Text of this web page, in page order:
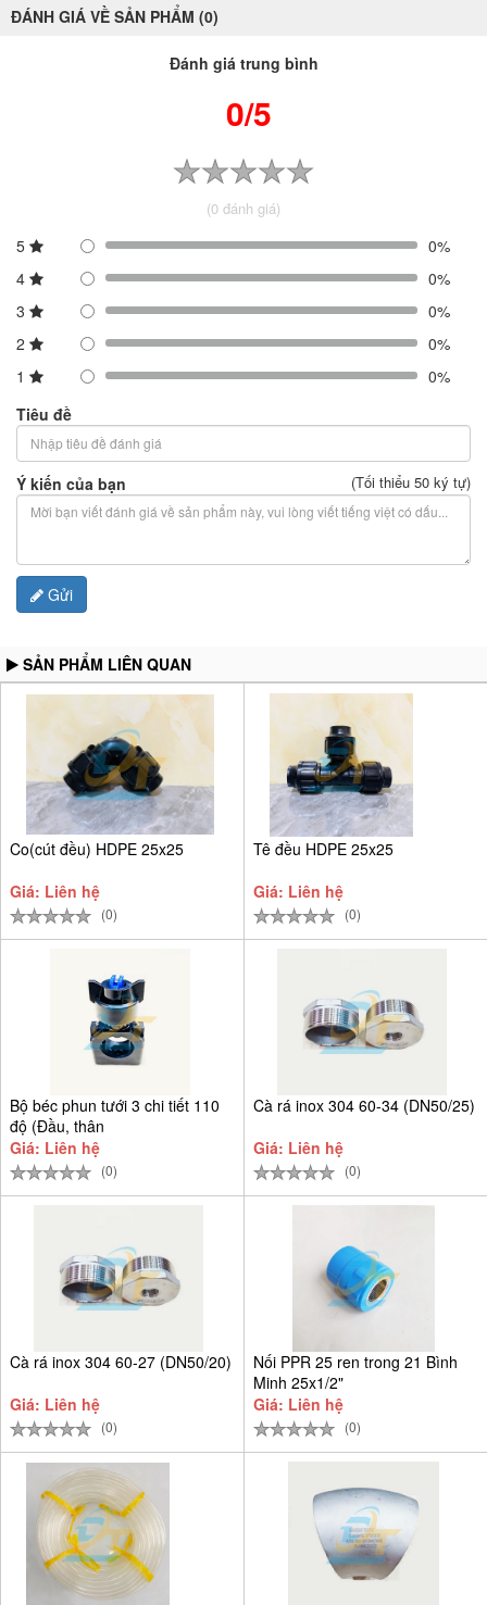
ĐÁNH GIÁ VỀ SẢN PHẨM (0)
Đánh giá trung bình
0/5
(0 đánh giá)
5
0%
4
0%
3
0%
2
0%
1
0%
Tiêu đề
Ý kiến của bạn (Tối thiểu 50 ký tự)
Gửi
SẢN PHẨM LIÊN QUAN
Co(cút đều) HDPE 25x25
Giá: Liên hệ
(0)
Tê đều HDPE 25x25
Giá: Liên hệ
(0)
Bộ béc phun tưới 3 chi tiết 110
độ (Đầu, thân
Giá: Liên hệ
(0)
Cà rá inox 304 60-34 (DN50/25)
Giá: Liên hệ
(0)
Cà rá inox 304 60-27 (DN50/20)
Giá: Liên hệ
(0)
Nối PPR 25 ren trong 21 Bình
Minh 25x1/2"
Giá: Liên hệ
(0)